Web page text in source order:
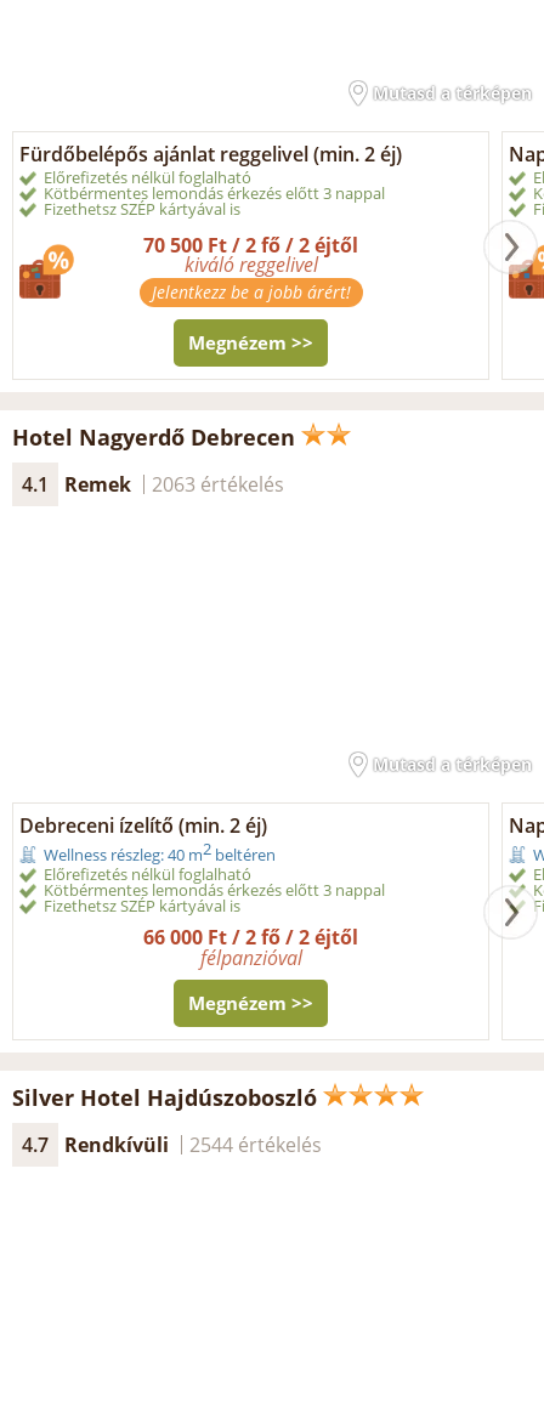
Mutasd a térképen
Fürdőbelépős ajánlat reggelivel (min. 2 éj)
Előrefizetés nélkül foglalható
Kötbérmentes lemondás érkezés előtt 3 nappal
Fizethetsz SZÉP kártyával is
70 500 Ft / 2 fő / 2 éjtől
kiváló reggelivel
Jelentkezz be a jobb árért!
Megnézem >>
Hotel Nagyerdő Debrecen
4.1 Remek 2063 értékelés
Mutasd a térképen
Debreceni ízelítő (min. 2 éj)
Wellness részleg: 40 m2 beltéren
Előrefizetés nélkül foglalható
Kötbérmentes lemondás érkezés előtt 3 nappal
Fizethetsz SZÉP kártyával is
66 000 Ft / 2 fő / 2 éjtől
félpanzióval
Megnézem >>
Silver Hotel Hajdúszoboszló
4.7 Rendkívüli 2544 értékelés